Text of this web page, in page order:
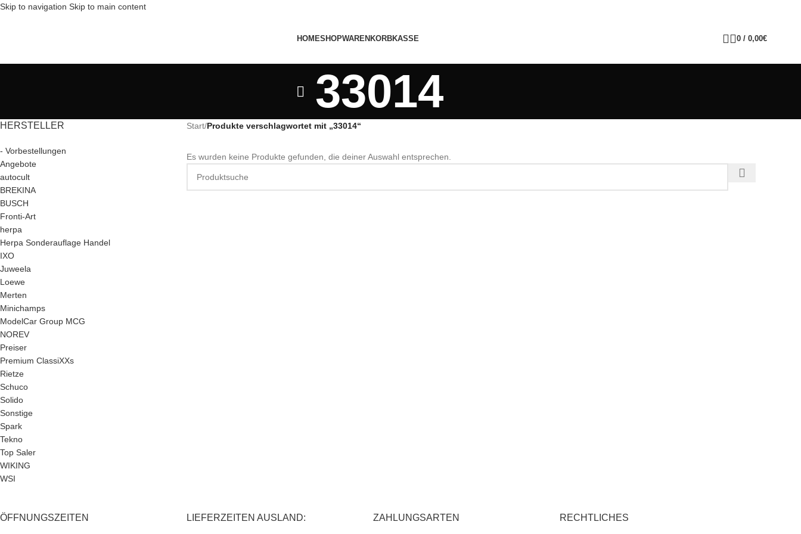
Skip to navigation Skip to main content
HOMESHOPWARENKORBKASSE 0 / 0,00€
33014
HERSTELLER
- Vorbestellungen
Angebote
autocult
BREKINA
BUSCH
Fronti-Art
herpa
Herpa Sonderauflage Handel
IXO
Juweela
Loewe
Merten
Minichamps
ModelCar Group MCG
NOREV
Preiser
Premium ClassiXXs
Rietze
Schuco
Solido
Sonstige
Spark
Tekno
Top Saler
WIKING
WSI
Start/Produkte verschlagwortet mit „33014“
Es wurden keine Produkte gefunden, die deiner Auswahl entsprechen.
ÖFFNUNGSZEITEN LIEFERZEITEN AUSLAND: ZAHLUNGSARTEN RECHTLICHES